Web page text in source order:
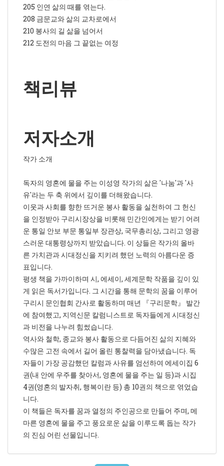
205 인연 삶의 때를 엮는다.
208 금문교와 삶의 교차로에서
210 봉사의 길 삶을 넘어서
212 도전의 마음 그 끝없는 여정
책리뷰
저자소개
작가 소개
독자의 영혼에 물을 주는 이성영 작가의 삶은 '나눔'과 '사
유'라는 두 축 위에서 깊이를 더해왔습니다.
이웃과 사회를 향한 뜨거운 봉사 활동을 실천하여 그 헌신
을 인정받아 구리시장상을 비롯해 민간인에게는 받기 어려
운 통일 안보 부문 통일부 장관상, 국무총리상, 그리고 영광
스러운 대통령상까지 받았습니다. 이 상들은 작가의 올바
른 가치관과 시대정신을 지키려 했던 노력의 아름다운 증
표입니다.
평생 책을 가까이하며 시, 에세이, 세계문학 작품을 깊이 있
게 읽은 독서가입니다. 그 시간을 통해 문학의 꿈을 이루어
구리시 문인협회 간사로 활동하며 매년 『구리문학』 발간
에 참여했고, 지역신문 칼럼니스트로 독자들에게 시대정신
과 비전을 나누려 힘썼습니다.
역사와 철학, 종교와 봉사 활동으로 다듬어진 삶의 지혜와
수많은 고전 속에서 길어 올린 통찰력을 담아냈습니다. 독
자들이 가장 공감했던 칼럼과 사유를 엄선하여 에세이집 6
권(내 안에 우주를 찾아서, 영혼에 물을 주는 일 등)과 시집
4권(영혼의 발자취, 행복이란 등) 총 10권의 책으로 엮었습
니다.
이 책들은 독자를 꿈과 열정의 주인공으로 만들어 주며, 메
마른 영혼에 물을 주고 풍요로운 삶을 이루도록 돕는 작가
의 진심 어린 선물입니다.